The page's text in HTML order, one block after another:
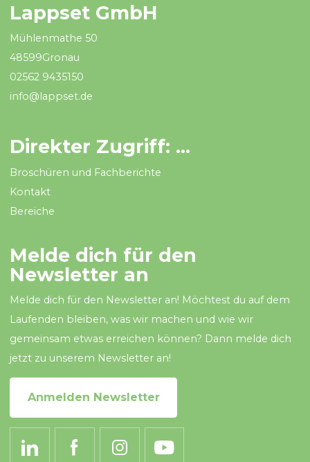
Lappset GmbH
Mühlenmathe 50
48599Gronau
02562 9435150
info@lappset.de
Direkter Zugriff: ...
Broschüren und Fachberichte
Kontakt
Bereiche
Melde dich für den
Newsletter an
Melde dich für den Newsletter an! Möchtest du auf dem
Laufenden bleiben, was wir machen und wie wir
gemeinsam etwas erreichen können? Dann melde dich
jetzt zu unserem Newsletter an!
Anmelden Newsletter